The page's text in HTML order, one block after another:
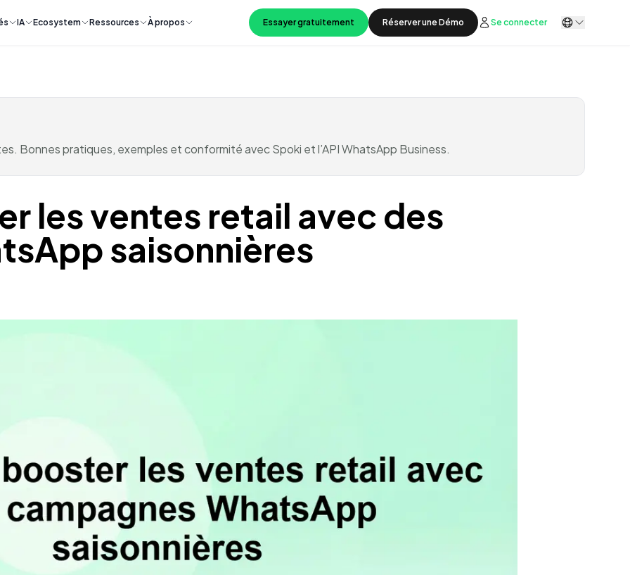
IA Ecosystem Ressources À propos Essayer gratuitement Réserver une Démo Se connecter
Bonnes pratiques, exemples et conformité avec Spoki et l’API WhatsApp Business.
les ventes retail avec des
saisonnières